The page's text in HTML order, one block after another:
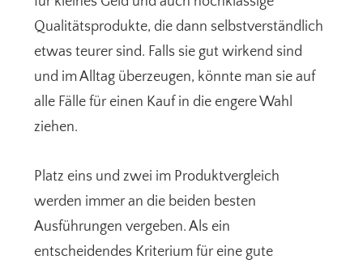
Qualitätsprodukte, die dann selbstverständlich
etwas teurer sind. Falls sie gut wirkend sind
und im Alltag überzeugen, könnte man sie auf
alle Fälle für einen Kauf in die engere Wahl
ziehen.
Platz eins und zwei im Produktvergleich
werden immer an die beiden besten
Ausführungen vergeben. Als ein
entscheidendes Kriterium für eine gute